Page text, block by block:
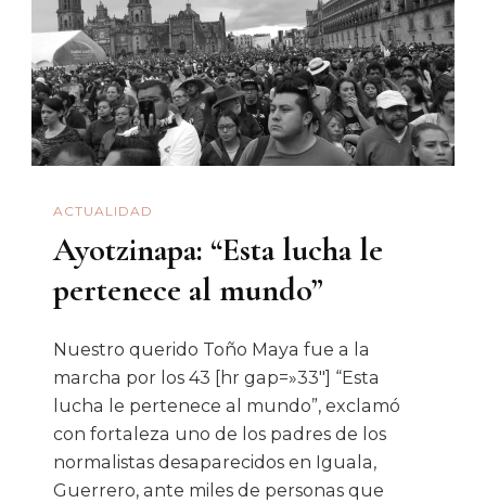
ACTUALIDAD
Ayotzinapa: “Esta lucha le
pertenece al mundo”
Nuestro querido Toño Maya fue a la
marcha por los 43 [hr gap=»33″] “Esta
lucha le pertenece al mundo”, exclamó
con fortaleza uno de los padres de los
normalistas desaparecidos en Iguala,
Guerrero, ante miles de personas que